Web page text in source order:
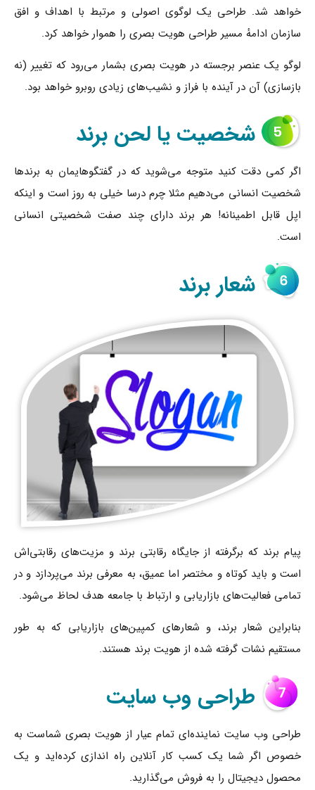
خواهد شد. طراحی یک لوگوی اصولی و مرتبط با اهداف و افق
سازمان ادامهٔ مسیر طراحی هویت بصری را هموار خواهد کرد.
لوگو یک عنصر برجسته در هویت بصری بشمار می‌رود که تغییر (نه
بازسازی) آن در آینده با فراز و نشیب‌های زیادی روبرو خواهد بود.
شخصیت یا لحن برند
اگر کمی دقت کنید متوجه می‌شوید که در گفتگوهایمان به برندها
شخصیت انسانی می‌دهیم مثلا چرم درسا خیلی به روز است و اینکه
اپل قابل اطمینانه! هر برند دارای چند صفت شخصیتی انسانی
است.
شعار برند
پیام برند که برگرفته از جایگاه رقابتی برند و مزیت‌های رقابتی‌‌اش
است و باید کوتاه و مختصر اما عمیق، به معرفی برند می‌پردازد و در
تمامی فعالیت‌های بازاریابی و ارتباط با جامعه هدف لحاظ می‌شود.
بنابراین شعار برند، و شعارهای کمپین‌های بازاریابی که به طور
مستقیم نشات گرفته شده از هویت برند هستند.
طراحی وب سایت
طراحی وب سایت نماینده‌‌ای تمام عیار از هویت بصری شماست به
خصوص اگر شما یک کسب کار آنلاین راه اندازی کرده‌‌اید و یک
محصول دیجیتال را به فروش می‌گذارید.